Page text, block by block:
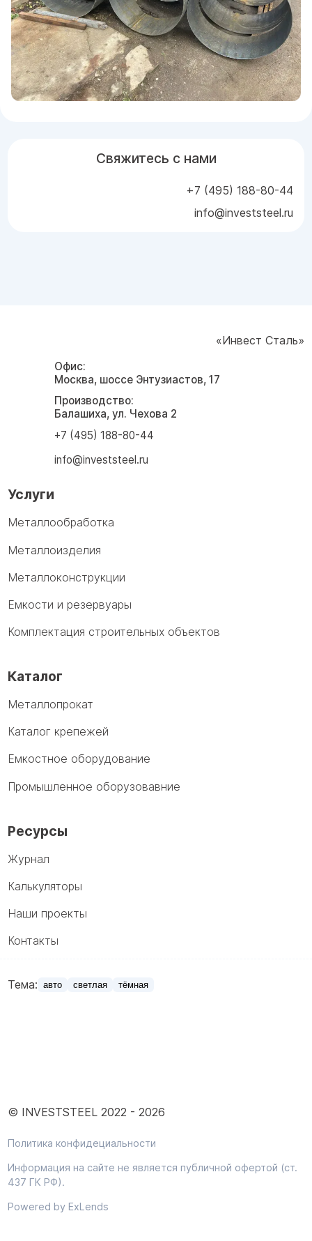
Свяжитесь с нами
+7 (495) 188-80-44
info@investsteel.ru
«Инвест Сталь»
Офис:
Москва, шоссе Энтузиастов, 17
Производство:
Балашиха, ул. Чехова 2
+7 (495) 188-80-44
info@investsteel.ru
Услуги
Металлообработка
Металлоизделия
Металлоконструкции
Емкости и резервуары
Комплектация строительных объектов
Каталог
Металлопрокат
Каталог крепежей
Емкостное оборудование
Промышленное оборузовавние
Ресурсы
Журнал
Калькуляторы
Наши проекты
Контакты
Тема: авто светлая тёмная
© INVESTSTEEL 2022 -2026
Политика конфидециальности
Информация на сайте не является публичной офертой (ст.
437 ГК РФ).
Powered by ExLends